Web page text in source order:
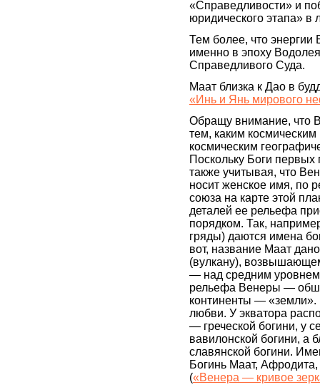
«Справедливости» и
юридического этапа»
Тем более, что энергии
именно в эпоху
Справедливого Суда.
Маат близка к Дао в
«Инь и Янь мирового
Обращу внимание, что
тем, каким
космическим
Поскольку Боги
также учитывая, что
носит женское имя, по
союза на карте этой
деталей ее рельефа
порядком. Так,
гряды) даются имена
вот, название Маат
(вулкану),
— над средним уровнем
рельефа Венеры —
континенты — «земли».
любви. У экватора
— греческой богини, у
вавилонской богини,
славянской богини.
Богинь Маат,
(«Венера — кривое